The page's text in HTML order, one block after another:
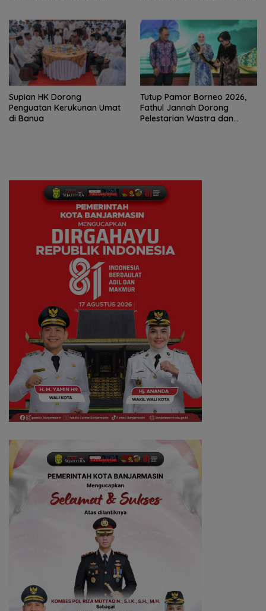
Supian HK Dorong
Penguatan Kerukunan Umat
di Banua
Tutup Pamor Borneo 2026,
Fathul Jannah Dorong
Pelestarian Wastra dan